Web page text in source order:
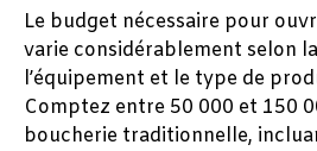
Le budget nécessaire pour
varie considérablement selon
l’équipement et le type de
Comptez entre 50 000 et 150
boucherie traditionnelle,